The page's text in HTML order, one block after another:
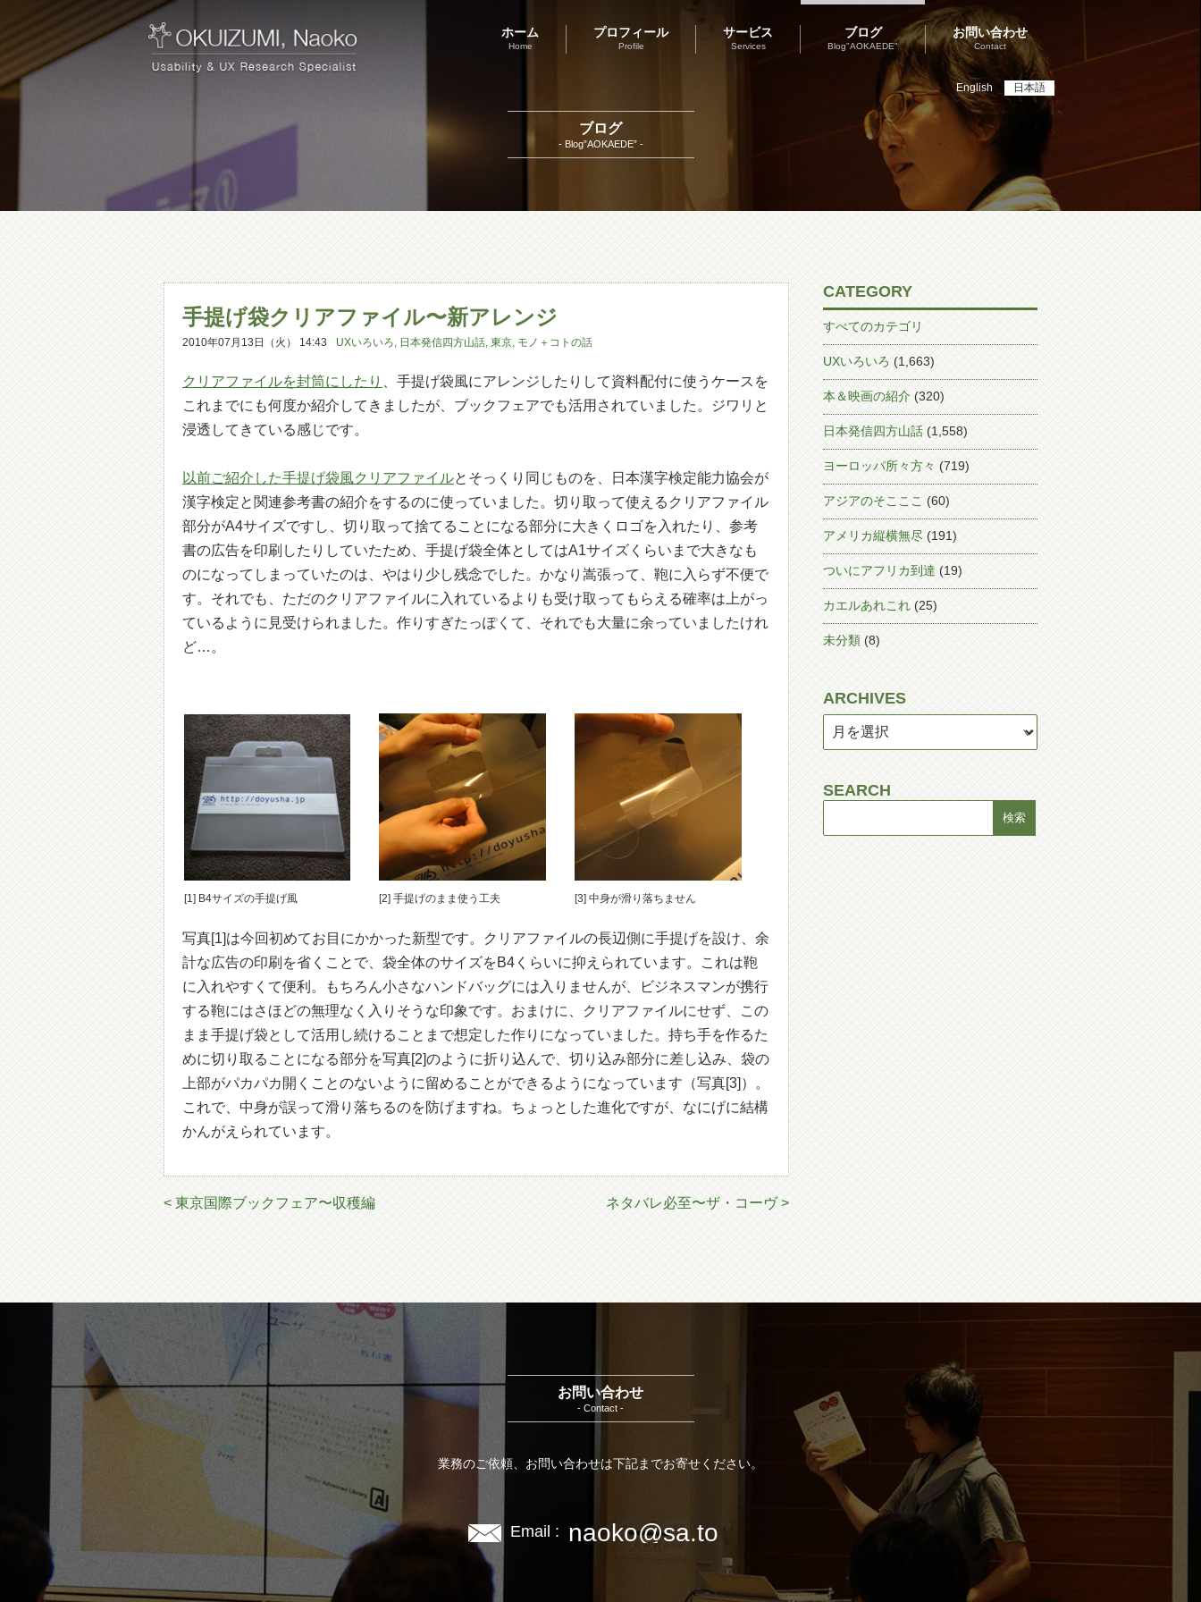
English 日本語
ホーム
Home
プロフィール
Profile
サービス
Services
ブログ
Blog"AOKAEDE"
お問い合わせ
Contact
ブログ
- Blog”AOKAEDE” -
手提げ袋クリアファイル〜新アレンジ
2010年07月13日（火） 14:43 UXいろいろ, 日本発信四方山話, 東京, モノ＋コトの話
クリアファイルを封筒にしたり
、手提げ袋風にアレンジしたりして資料配付に使うケースを
これまでにも何度か紹介してきましたが、ブックフェアでも活用されていました。ジワリと
浸透してきている感じです。
以前ご紹介した手提げ袋風クリアファイルとそっくり同じものを、日本漢字検定能力協会が
漢字検定と関連参考書の紹介をするのに使っていました。切り取って使えるクリアファイル
部分がA4サイズですし、切り取って捨てることになる部分に大きくロゴを入れたり、参考
書の広告を印刷したりしていたため、手提げ袋全体としてはA1サイズくらいまで大きなも
のになってしまっていたのは、やはり少し残念でした。かなり嵩張って、鞄に入らず不便で
す。それでも、ただのクリアファイルに入れているよりも受け取ってもらえる確率は上がっ
ているように見受けられました。作りすぎたっぽくて、それでも大量に余っていましたけれ
ど…。
[1] B4サイズの手提げ風 [2] 手提げのまま使う工夫 [3] 中身が滑り落ちません
写真[1]は今回初めてお目にかかった新型です。クリアファイルの長辺側に手提げを設け、余
計な広告の印刷を省くことで、袋全体のサイズをB4くらいに抑えられています。これは鞄
に入れやすくて便利。もちろん小さなハンドバッグには入りませんが、ビジネスマンが携行
する鞄にはさほどの無理なく入りそうな印象です。おまけに、クリアファイルにせず、この
まま手提げ袋として活用し続けることまで想定した作りになっていました。持ち手を作るた
めに切り取ることになる部分を写真[2]のように折り込んで、切り込み部分に差し込み、袋の
上部がパカパカ開くことのないように留めることができるようになっています（写真[3]）。
これで、中身が誤って滑り落ちるのを防げますね。ちょっとした進化ですが、なにげに結構
かんがえられています。
< 東京国際ブックフェア〜収穫編 ネタバレ必至〜ザ・コーヴ >
CATEGORY
すべてのカテゴリ
UXいろいろ (1,663)
本＆映画の紹介 (320)
日本発信四方山話 (1,558)
ヨーロッパ所々方々 (719)
アジアのそこここ (60)
アメリカ縦横無尽 (191)
ついにアフリカ到達 (19)
カエルあれこれ (25)
未分類 (8)
ARCHIVES
SEARCH
お問い合わせ
- Contact -
業務のご依頼、お問い合わせは下記までお寄せください。
Email : naoko@sa.to